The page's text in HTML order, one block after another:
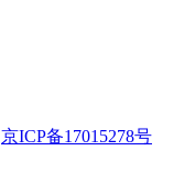
京ICP备17015278号